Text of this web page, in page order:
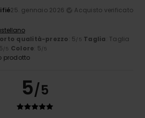
25. gennaio 2026
Acquisto verificato
qualità-prezzo: 5 /5 Taglia: Taglia
/5 Colore: 5 /5
prodotto
5/5